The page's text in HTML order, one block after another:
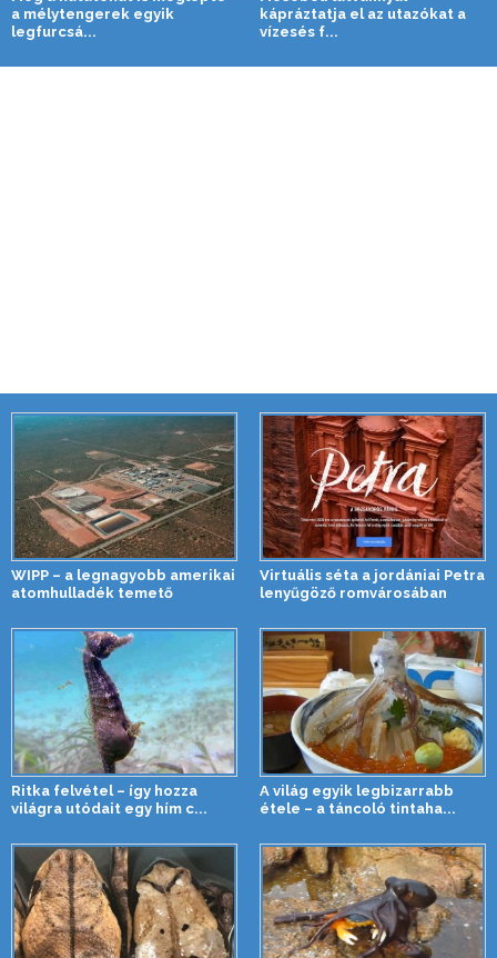
a mélytengerek egyik
legfurcsá...
kápráztatja el az utazókat a
vízesés f...
WIPP – a legnagyobb amerikai
atomhulladék temető
Virtuális séta a jordániai Petra
lenyűgöző romvárosában
Ritka felvétel – így hozza
világra utódait egy hím c...
A világ egyik legbizarrabb
étele – a táncoló tintaha...